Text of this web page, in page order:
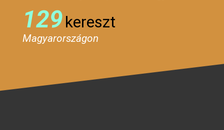
129kereszt
Magyarországon